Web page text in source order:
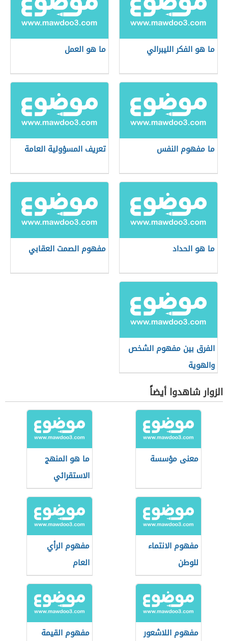
ما هو الفكر الليبرالي ما هو العمل
ما مفهوم النفس تعريف المسؤولية العامة
ما هو الحداد مفهوم الصمت العقابي
الفرق بين مفهوم الشخص
والهوية
الزوار شاهدوا أيضاً
معنى مؤسسة
ما هو المنهج
الاستقرائي
مفهوم الانتماء
للوطن
مفهوم الرأي
العام
مفهوم اللاشعور مفهوم القيمة